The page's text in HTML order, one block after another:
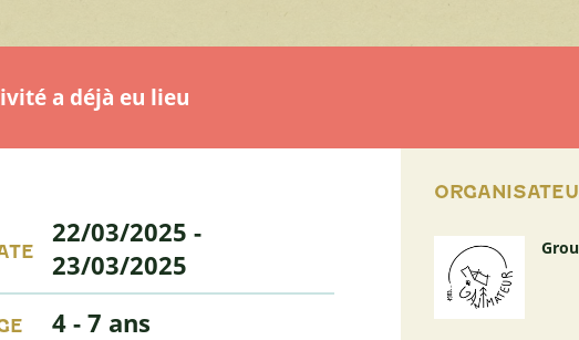
a déjà eu lieu
22/03/2025 -
23/03/2025
4 - 7 ans